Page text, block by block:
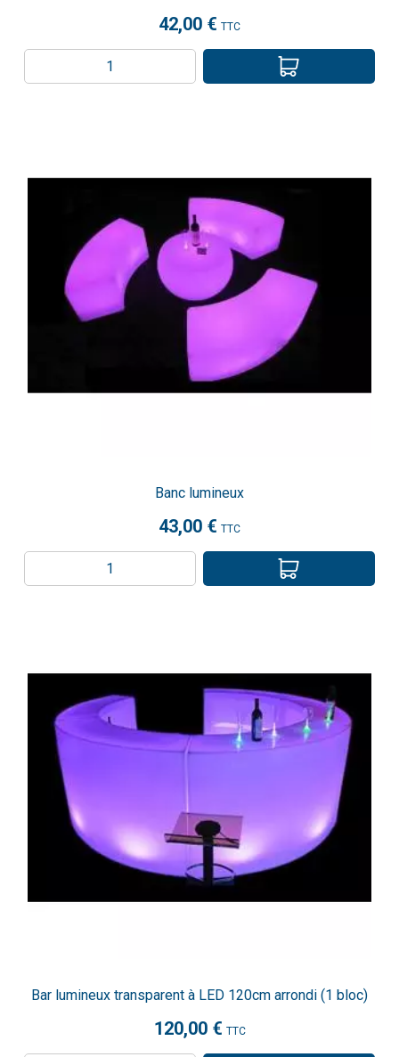
42,00 € TTC
Banc lumineux
43,00 € TTC
Bar lumineux transparent à LED 120cm arrondi (1 bloc)
120,00 € TTC